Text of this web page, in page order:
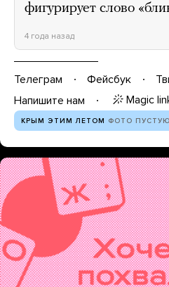
фигурирует слово
4 года назад
Телеграм Фейсбук
Напишите нам
Magic
КРЫМ ЭТИМ ЛЕТОМ ФОТО